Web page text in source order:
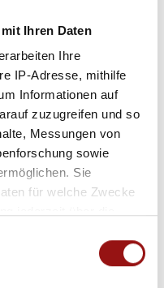
Ihren Daten
Ihre
IP-Adresse, mithilfe
Informationen auf
zuzugreifen und so
Messungen von
sowie
Sie
für welche Zwecke
Uhr zur Einfahrt